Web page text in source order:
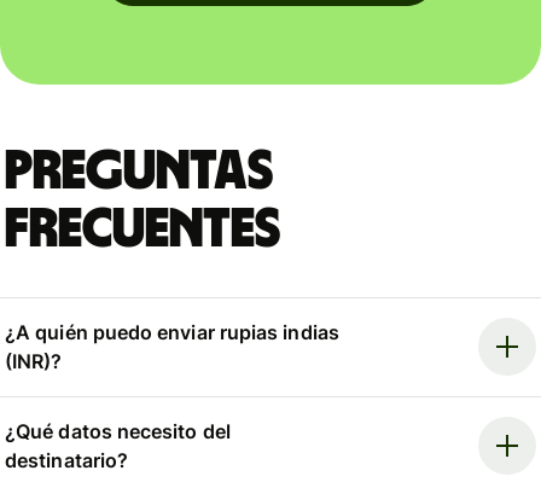
Preguntas
frecuentes
¿A quién puedo enviar rupias indias
(INR)?
¿Qué datos necesito del
destinatario?